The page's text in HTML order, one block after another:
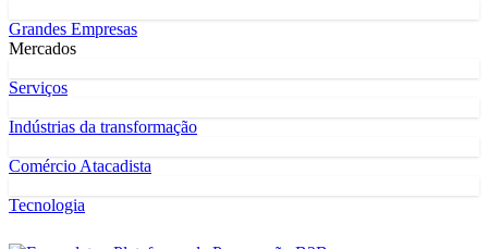
Grandes Empresas
Mercados
Serviços
Indústrias da transformação
Comércio Atacadista
Tecnologia